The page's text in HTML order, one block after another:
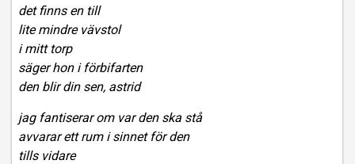
det finns en till
lite mindre vävstol
i mitt torp
säger hon i förbifarten
den blir din sen, astrid
jag fantiserar om var den ska stå
avvarar ett rum i sinnet för den
tills vidare